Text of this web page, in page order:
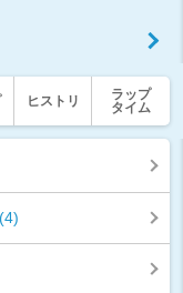
ヒストリ
ラップ
タイム